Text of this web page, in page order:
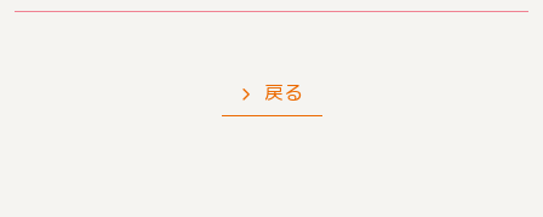
戻る